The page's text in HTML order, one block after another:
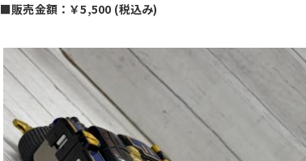
■販売金額：￥5,500 (税込み)